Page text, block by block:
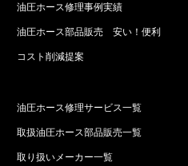
油圧ホース修理事例実績
油圧ホース部品販売 安い！便利
コスト削減提案
油圧ホース修理サービス一覧
取扱油圧ホース部品販売一覧
取り扱いメーカー一覧